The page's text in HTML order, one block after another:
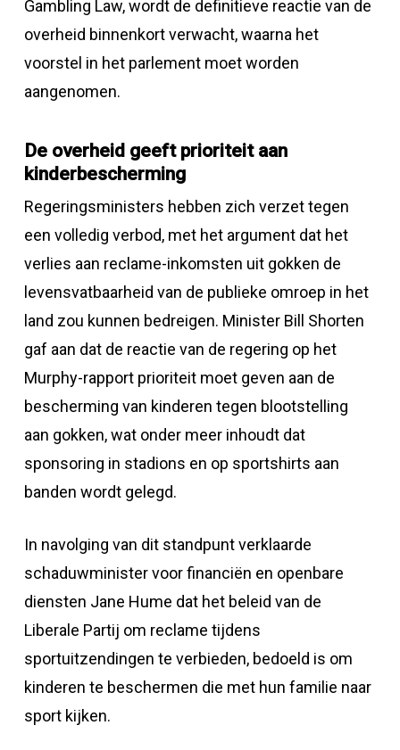
Gambling Law, wordt de definitieve reactie van de
overheid binnenkort verwacht, waarna het
voorstel in het parlement moet worden
aangenomen.
De overheid geeft prioriteit aan
kinderbescherming
Regeringsministers hebben zich verzet tegen
een volledig verbod, met het argument dat het
verlies aan reclame-inkomsten uit gokken de
levensvatbaarheid van de publieke omroep in het
land zou kunnen bedreigen. Minister Bill Shorten
gaf aan dat de reactie van de regering op het
Murphy-rapport prioriteit moet geven aan de
bescherming van kinderen tegen blootstelling
aan gokken, wat onder meer inhoudt dat
sponsoring in stadions en op sportshirts aan
banden wordt gelegd.
In navolging van dit standpunt verklaarde
schaduwminister voor financiën en openbare
diensten Jane Hume dat het beleid van de
Liberale Partij om reclame tijdens
sportuitzendingen te verbieden, bedoeld is om
kinderen te beschermen die met hun familie naar
sport kijken.